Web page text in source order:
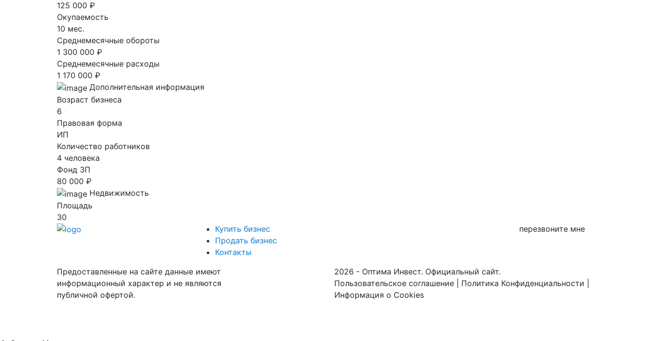
125 000 ₽
Окупаемость
10 мес.
Среднемесячные обороты
1 300 000 ₽
Среднемесячные расходы
1 170 000 ₽
Дополнительная информация
Возраст бизнеса
6
Правовая форма
ИП
Количество работников
4 человека
Фонд ЗП
80 000 ₽
Недвижимость
Площадь
30
Купить бизнес
Продать бизнес
Контакты
перезвоните мне
Предоставленные на сайте данные имеют
информационный характер и не являются
публичной офертой.
2026 - Оптима Инвест. Официальный сайт.
Пользовательское соглашение
Политика Конфиденциальности
Информация о Cookies